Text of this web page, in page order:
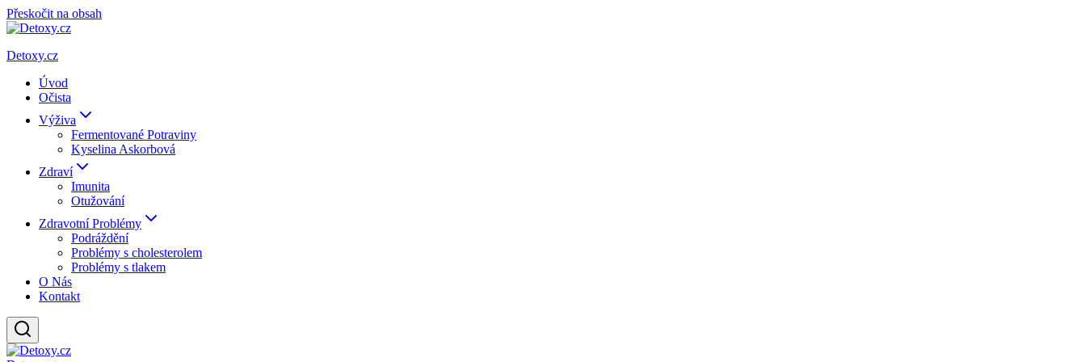
Přeskočit na obsah
Detoxy.cz
Úvod
Očista
Výživa
Fermentované Potraviny
Kyselina Askorbová
Zdraví
Imunita
Otužování
Zdravotní Problémy
Podráždění
Problémy s cholesterolem
Problémy s tlakem
O Nás
Kontakt